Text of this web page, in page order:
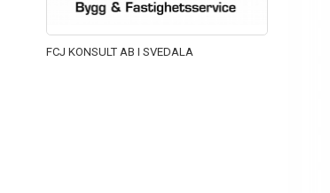
FCJ KONSULT AB I SVEDALA